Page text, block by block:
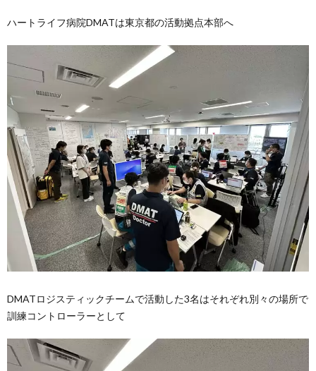
ハートライフ病院DMATは東京都の活動拠点本部へ
DMATロジスティックチームで活動した3名はそれぞれ別々の場所で
訓練コントローラーとして